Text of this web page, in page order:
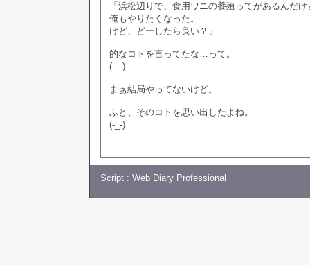
「浜松辺りで、食用ワニの養殖ってがあるんだけ
俺もやりたくなった。
けど、どーしたら良い？」
的なコトを言ってたな…って。
(-_-)
まぁ結局やってないけど。
ふと、そのコトを思い出したよね。
(-_-)
Script : Web Diary Professional